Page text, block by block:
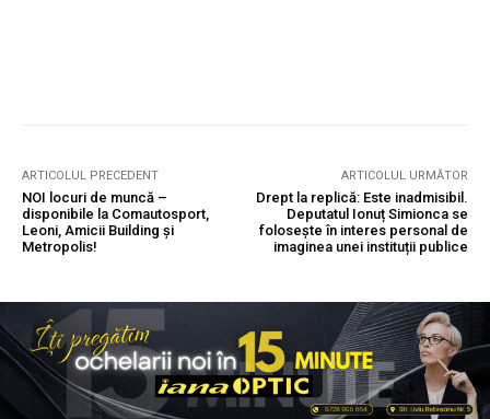
ARTICOLUL PRECEDENT
NOI locuri de muncă –
disponibile la Comautosport,
Leoni, Amicii Building şi
Metropolis!
ARTICOLUL URMĂTOR
Drept la replică: Este inadmisibil.
Deputatul Ionuț Simionca se
folosește în interes personal de
imaginea unei instituții publice